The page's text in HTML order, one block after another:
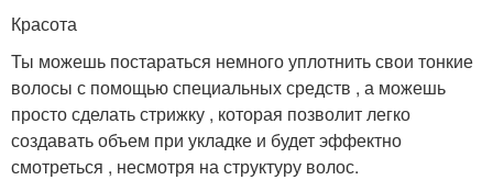
Красота
Ты можешь постараться немного уплотнить свои тонкие
волосы с помощью специальных средств , а можешь
просто сделать стрижку , которая позволит легко
создавать объем при укладке и будет эффектно
смотреться , несмотря на структуру волос.